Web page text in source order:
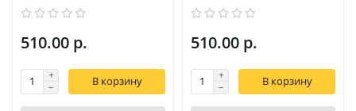
510.00 р.
В корзину
510.00 р.
В корзину